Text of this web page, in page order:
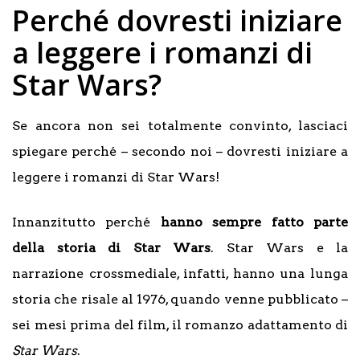
Perché dovresti iniziare
a leggere i romanzi di
Star Wars?
Se ancora non sei totalmente convinto, lasciaci
spiegare perché – secondo noi – dovresti iniziare a
leggere i romanzi di Star Wars!
Innanzitutto perché hanno sempre fatto parte
della storia di Star Wars. Star Wars e la
narrazione crossmediale, infatti, hanno una lunga
storia che risale al 1976, quando venne pubblicato –
sei mesi prima del film, il romanzo adattamento di
Star Wars.